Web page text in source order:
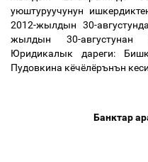
уюштуруучунун
2012-жылдын 30-
жылдын 30-августунан
Юридикалык дареги:
Пудовкина кёчёлёрънън
Банктар